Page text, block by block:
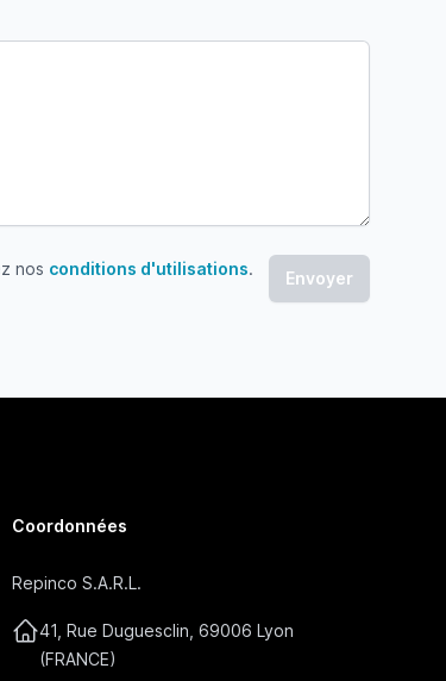
conditions d'utilisations
nos conditions d'utilisations.
Coordonnées
Repinco S.A.R.L.
41, Rue Duguesclin, 69006 Lyon
(FRANCE)